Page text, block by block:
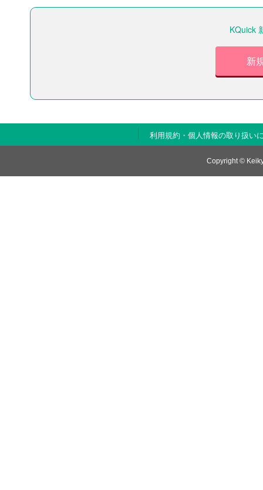
KQuick
新
利用規約・個人情報の取り扱い
Copyright ©